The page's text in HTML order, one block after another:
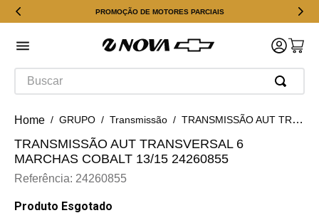
PROMOÇÃO DE MOTORES PARCIAIS
Buscar
GRUPO Transmissão TRANSMISSÃO AUT TRANSVERSAL 6 MARCHAS Cobalt 13/15 24260855
TRANSMISSÃO AUT TRANSVERSAL 6
MARCHAS COBALT 13/15 24260855
Referência: 24260855